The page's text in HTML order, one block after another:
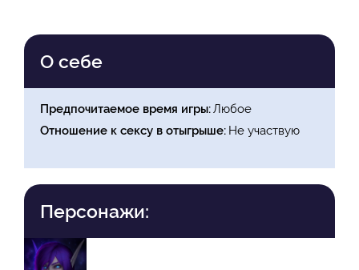
О себе
Предпочитаемое время игры Любое
Отношение к сексу в отыгрыше Не участвую
Персонажи: